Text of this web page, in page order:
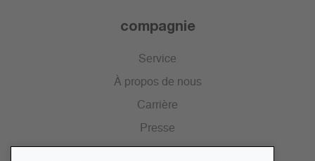
compagnie
Service
À propos de nous
Carrière
Presse